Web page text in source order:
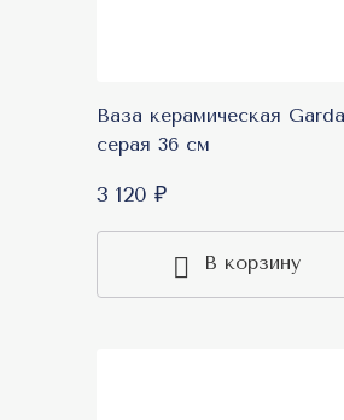
Ваза керамическая
серая 36 см
3 120 ₽
В корзину